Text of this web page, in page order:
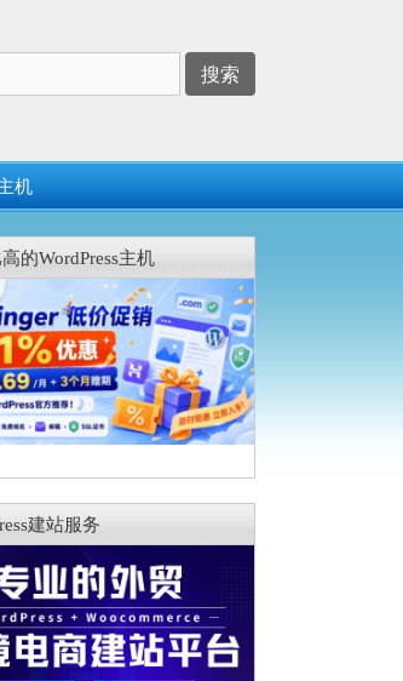
机
的WordPress主机
建站服务